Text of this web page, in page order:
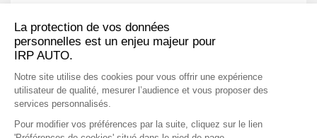
réflexes simples pour garder votre vigilance active, même sur
les routes que vous connaissez par cœur.